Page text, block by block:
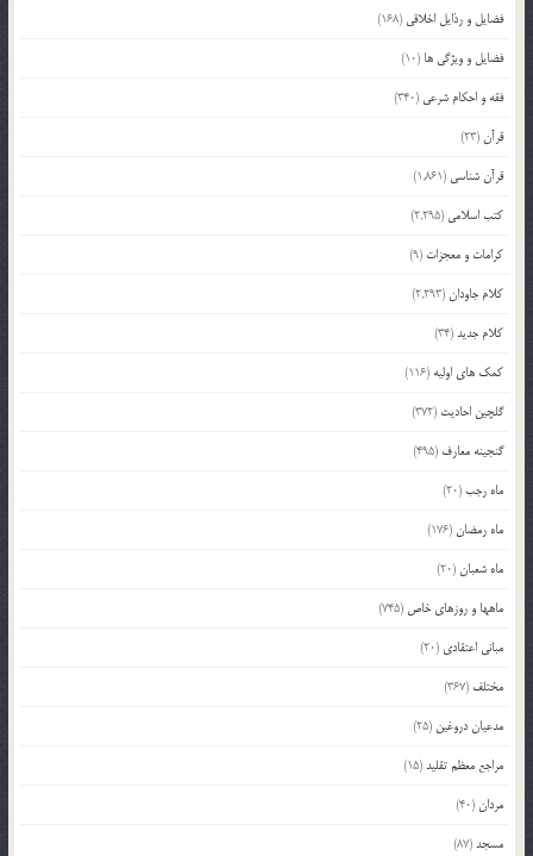
فضایل و رذایل اخلاقی (168)
فضایل و ویژگی ها (10)
فقه و احکام شرعی (340)
قرآن(23)
قرآن شناسی (1,861)
کتب اسلامی (2,295)
کرامات و معجزات (9)
کلام جاودان(2,293)
کلام جدید(34)
کمک های اولیه (116)
گلچین احادیث (372)
گنجینه معارف (495)
ماه رجب(20)
ماه رمضان(176)
ماه شعبان(20)
ماهها و روزهای خاص (745)
مبانی اعتقادی (20)
مختلف (367)
مدعیان دروغین (25)
مراجع معظم تقلید(15)
مردان(40)
مسجد(87)